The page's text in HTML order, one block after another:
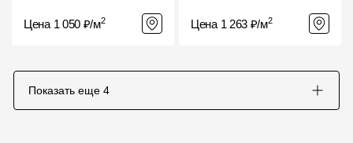
Цена 1 050 ₽/м2 Цена 1 263 ₽/м2
Показать еще 4